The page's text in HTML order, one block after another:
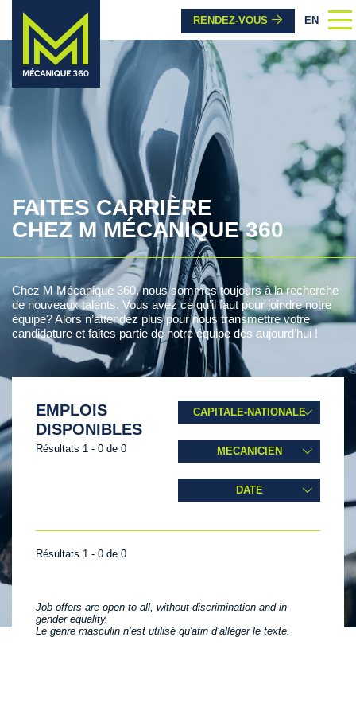
RENDEZ-VOUS EN
FAITES CARRIÈRE
CHEZ M MÉCANIQUE 360
Chez M Mécanique 360, nous sommes toujours à la recherche
de nouveaux talents. Vous avez ce qu’il faut pour joindre notre
équipe? Alors n’attendez plus pour nous transmettre votre
candidature et faites partie de notre équipe dès aujourd’hui !
EMPLOIS
DISPONIBLES
Résultats 1 - 0 de 0
CAPITALE-NATIONALE
MECANICIEN
DATE
Résultats 1 - 0 de 0
Job offers are open to all, without discrimination and in
gender equality.
Le genre masculin n’est utilisé qu'afin d’alléger le texte.